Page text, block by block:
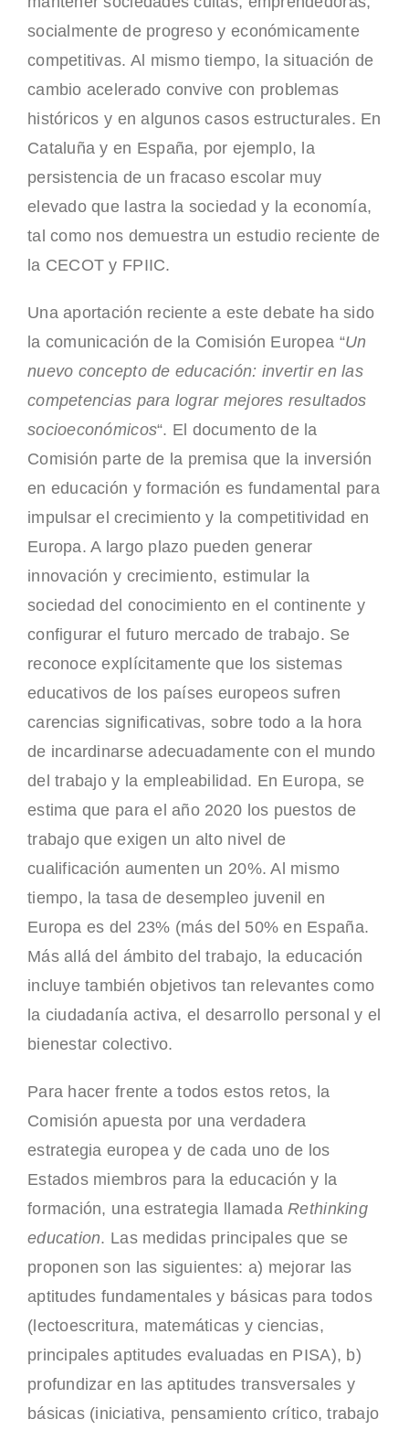
socialmente de progreso y económicamente
competitivas. Al mismo tiempo, la situación de
cambio acelerado convive con problemas
históricos y en algunos casos estructurales. En
Cataluña y en España, por ejemplo, la
persistencia de un fracaso escolar muy
elevado que lastra la sociedad y la economía,
tal como nos demuestra un estudio reciente de
la CECOT y FPIIC.
Una aportación reciente a este debate ha sido
la comunicación de la Comisión Europea “Un
nuevo concepto de educación: invertir en las
competencias para lograr mejores resultados
socioeconómicos“. El documento de la
Comisión parte de la premisa que la inversión
en educación y formación es fundamental para
impulsar el crecimiento y la competitividad en
Europa. A largo plazo pueden generar
innovación y crecimiento, estimular la
sociedad del conocimiento en el continente y
configurar el futuro mercado de trabajo. Se
reconoce explícitamente que los sistemas
educativos de los países europeos sufren
carencias significativas, sobre todo a la hora
de incardinarse adecuadamente con el mundo
del trabajo y la empleabilidad. En Europa, se
estima que para el año 2020 los puestos de
trabajo que exigen un alto nivel de
cualificación aumenten un 20%. Al mismo
tiempo, la tasa de desempleo juvenil en
Europa es del 23% (más del 50% en España.
Más allá del ámbito del trabajo, la educación
incluye también objetivos tan relevantes como
la ciudadanía activa, el desarrollo personal y el
bienestar colectivo.
Para hacer frente a todos estos retos, la
Comisión apuesta por una verdadera
estrategia europea y de cada uno de los
Estados miembros para la educación y la
formación, una estrategia llamada Rethinking
education. Las medidas principales que se
proponen son las siguientes: a) mejorar las
aptitudes fundamentales y básicas para todos
(lectoescritura, matemáticas y ciencias,
principales aptitudes evaluadas en PISA), b)
profundizar en las aptitudes transversales y
básicas (iniciativa, pensamiento crítico, trabajo